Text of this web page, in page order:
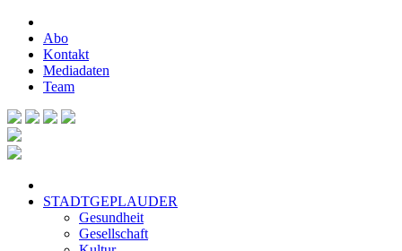
Abo
Kontakt
Mediadaten
Team
STADTGEPLAUDER
Gesundheit
Gesellschaft